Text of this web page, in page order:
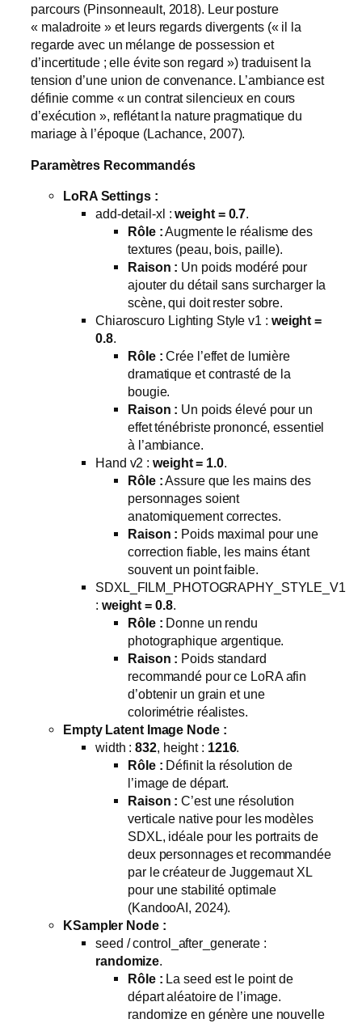
parcours (Pinsonneault, 2018). Leur posture
« maladroite » et leurs regards divergents (« il la
regarde avec un mélange de possession et
d’incertitude ; elle évite son regard ») traduisent la
tension d’une union de convenance. L’ambiance est
définie comme « un contrat silencieux en cours
d’exécution », reflétant la nature pragmatique du
mariage à l’époque (Lachance, 2007).
Paramètres Recommandés
LoRA Settings :
add-detail-xl :weight = 0.7.
Rôle :Augmente le réalisme des
textures (peau, bois, paille).
Raison : Un poids modéré pour
ajouter du détail sans surcharger la
scène, qui doit rester sobre.
Chiaroscuro Lighting Style v1 : weight =
0.8.
Rôle : Crée l’effet de lumière
dramatique et contrasté de la
bougie.
Raison : Un poids élevé pour un
effet ténébriste prononcé, essentiel
à l’ambiance.
Hand v2 : weight = 1.0.
Rôle :Assure que les mains des
personnages soient
anatomiquement correctes.
Raison : Poids maximal pour une
correction fiable, les mains étant
souvent un point faible.
SDXL_FILM_PHOTOGRAPHY_STYLE_V1
: weight = 0.8.
Rôle : Donne un rendu
photographique argentique.
Raison : Poids standard
recommandé pour ce LoRA afin
d’obtenir un grain et une
colorimétrie réalistes.
Empty Latent Image Node :
width :832, height : 1216.
Rôle : Définit la résolution de
l’image de départ.
Raison : C’est une résolution
verticale native pour les modèles
SDXL, idéale pour les portraits de
deux personnages et recommandée
par le créateur de Juggernaut XL
pour une stabilité optimale
(KandooAI, 2024).
KSampler Node :
seed / control_after_generate :
randomize.
Rôle : La seed est le point de
départ aléatoire de l’image.
randomize en génère une nouvelle